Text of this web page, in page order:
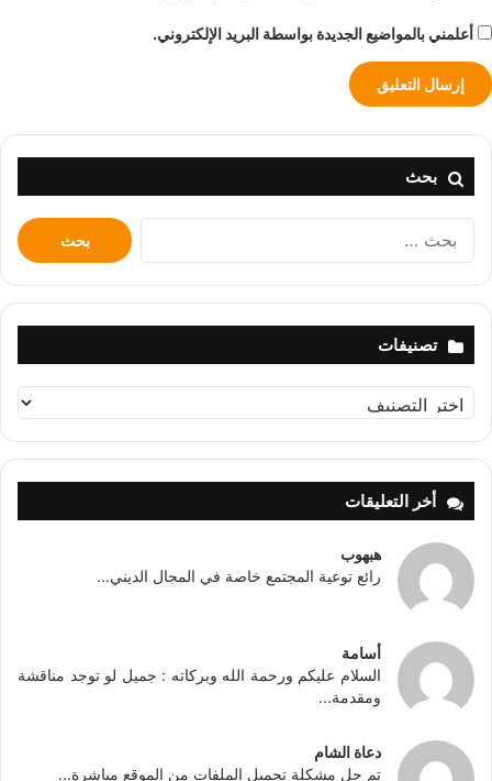
أعلمني بالمواضيع الجديدة بواسطة البريد الإلكتروني.
بحث
البحث
عن:
تصنيفات
تصنيفات
أخر التعليقات
هبهوب
رائع توعية المجتمع خاصة في المجال الديني...
أسامة
السلام عليكم ورحمة الله وبركاته : جميل لو توجد مناقشة
ومقدمة...
دعاة الشام
تم حل مشكلة تحميل الملفات من الموقع مباشرة...